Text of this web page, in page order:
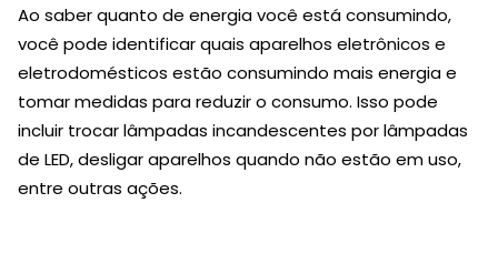
Ao saber quanto de energia você está consumindo,
você pode identificar quais aparelhos eletrônicos e
eletrodomésticos estão consumindo mais energia e
tomar medidas para reduzir o consumo. Isso pode
incluir trocar lâmpadas incandescentes por lâmpadas
de LED, desligar aparelhos quando não estão em uso,
entre outras ações.